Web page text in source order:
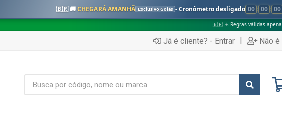
🇧🇷 🚚CHEGARÁ AMANHÃ Exclusivo Goiás - Cronômetro desligado 00 : 00 : 00
🇧🇷 ⚠️ Regras válidas apenas para:
Já é cliente? - Entrar | Não